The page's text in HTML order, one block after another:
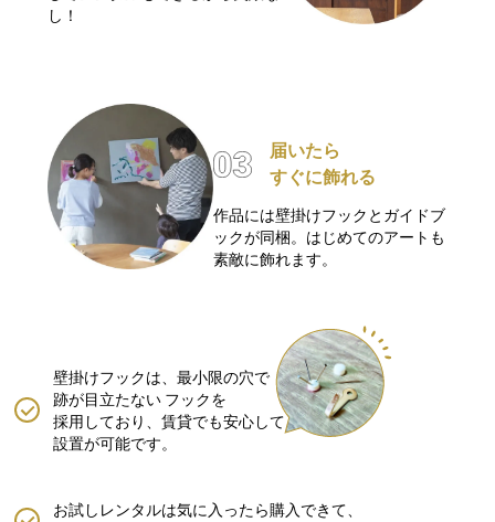
し！
届いたら
すぐに飾れる
作品には壁掛けフックとガイドブ
ックが同梱。はじめてのアートも
素敵に飾れます。
壁掛けフックは、最小限の穴で
跡が目立たない フックを
採用しており、賃貸でも安心して
設置が可能です。
お試しレンタルは気に入ったら購入できて、